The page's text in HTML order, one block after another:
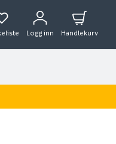
Logg inn Handlekurv